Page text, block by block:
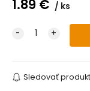
1.89 € ks
Sledovať produkt